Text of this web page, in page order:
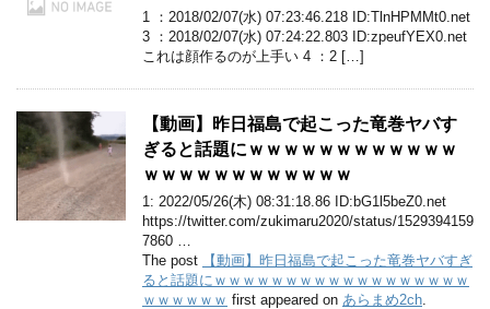
1 ：2018/02/07(水) 07:23:46.218 ID:TlnHPMMt0.net
3 ：2018/02/07(水) 07:24:22.803 ID:zpeufYEX0.net
これは顔作るのが上手い 4 ：2 […]
【動画】昨日福島で起こった竜巻ヤバす
ぎると話題にｗｗｗｗｗｗｗｗｗｗｗｗ
ｗｗｗｗｗｗｗｗｗｗｗｗ
1: 2022/05/26(木) 08:31:18.86 ID:bG1l5beZ0.net
https://twitter.com/zukimaru2020/status/1529394159
7860 …
The post
【動画】昨日福島で起こった竜巻ヤバすぎ
ると話題にｗｗｗｗｗｗｗｗｗｗｗｗｗｗｗｗｗｗ
ｗｗｗｗｗｗ first appeared on あらまめ2ch